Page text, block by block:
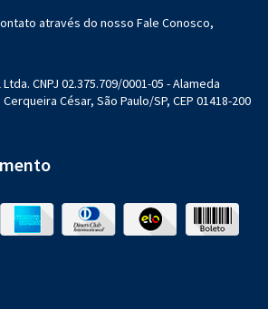
através do nosso Fale Conosco,
CNPJ 02.375.709/0001-05 - Alameda
César, São Paulo/SP, CEP 01418-200